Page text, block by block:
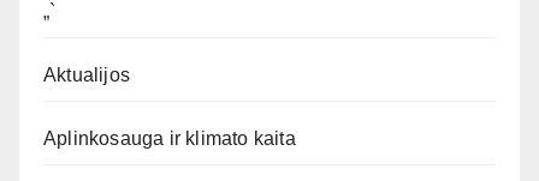
„`
Aktualijos
Aplinkosauga ir klimato kaita